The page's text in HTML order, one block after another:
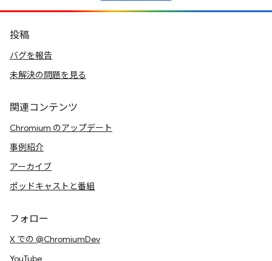
投稿
バグを報告
未解決の問題を見る
関連コンテンツ
Chromium のアップデート
事例紹介
アーカイブ
ポッドキャストと番組
フォロー
X での @ChromiumDev
YouTube